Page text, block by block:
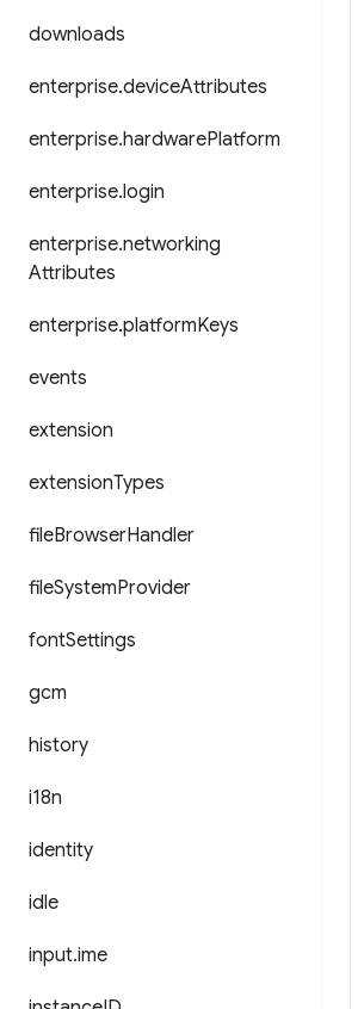
downloads
enterprise.deviceAttributes
enterprise.hardwarePlatform
enterprise.login
enterprise.networking
Attributes
enterprise.platformKeys
events
extension
extensionTypes
fileBrowserHandler
fileSystemProvider
fontSettings
gcm
history
i18n
identity
idle
input.ime